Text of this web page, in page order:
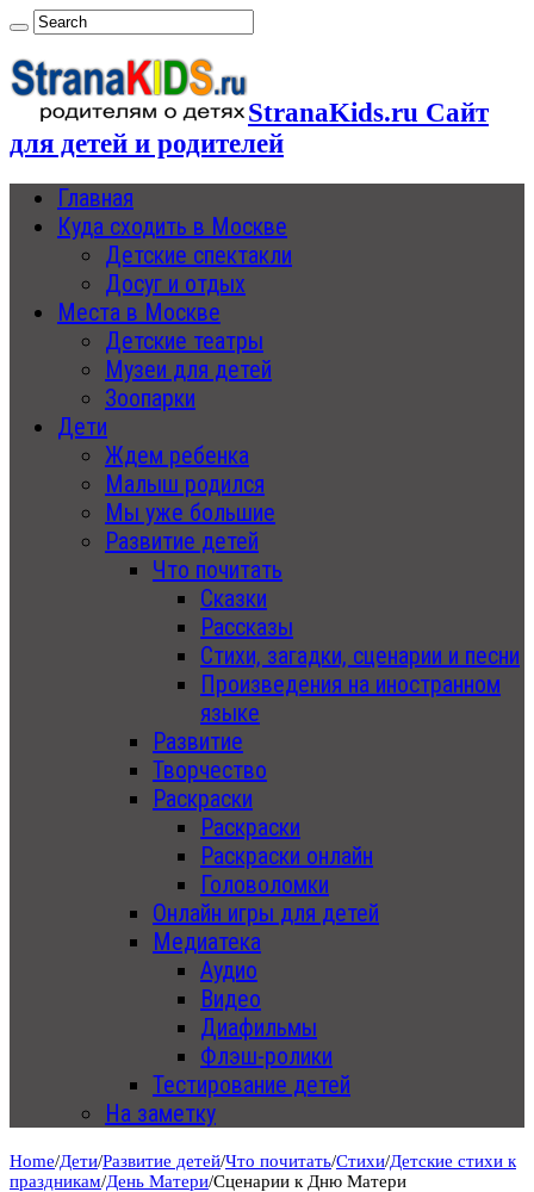
StranaKids.ru Сайт
для детей и родителей
Главная
Куда сходить в Москве
Детские спектакли
Досуг и отдых
Места в Москве
Детские театры
Музеи для детей
Зоопарки
Дети
Ждем ребенка
Малыш родился
Мы уже большие
Развитие детей
Что почитать
Сказки
Рассказы
Стихи, загадки, сценарии и песни
Произведения на иностранном
языке
Развитие
Творчество
Раскраски
Раскраски
Раскраски онлайн
Головоломки
Онлайн игры для детей
Медиатека
Аудио
Видео
Диафильмы
Флэш-ролики
Тестирование детей
На заметку
Home/Дети/Развитие детей/Что почитать/Стихи/Детские стихи к
праздникам/День Матери/Сценарии к Дню Матери